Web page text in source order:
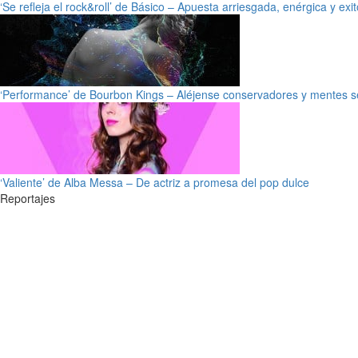
‘Se refleja el rock&roll’ de Básico – Apuesta arriesgada, enérgica y
‘Performance’ de Bourbon Kings – Aléjense conservadores y mentes
‘Valiente’ de Alba Messa – De actriz a promesa del pop dulce
Reportajes